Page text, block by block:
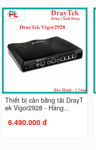
Thiết bị cân bằng tải DrayT
ek Vigor2928 - Hàng...
6.490.000 đ